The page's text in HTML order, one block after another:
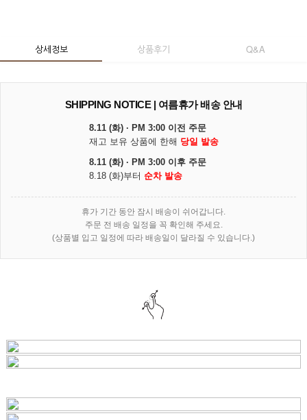
상세정보 상품후기 Q&A
SHIPPING NOTICE | 여름휴가 배송 안내
8.11 (화) · PM 3:00 이전 주문
재고 보유 상품에 한해 당일 발송
8.11 (화) · PM 3:00 이후 주문
8.18 (화)부터 순차 발송
휴가 기간 동안 잠시 배송이 쉬어갑니다.
주문 전 배송 일정을 꼭 확인해 주세요.
(상품별 입고 일정에 따라 배송일이 달라질 수 있습니다.)